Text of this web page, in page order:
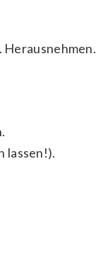
lassen!).